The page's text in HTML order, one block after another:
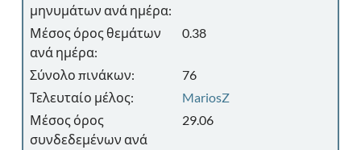
μηνυμάτων ανά ημέρα:
Μέσος όρος θεμάτων
ανά ημέρα:
0.38
Σύνολο πινάκων:
76
Τελευταίο μέλος:
MariosZ
Μέσος όρος
συνδεδεμένων ανά
29.06